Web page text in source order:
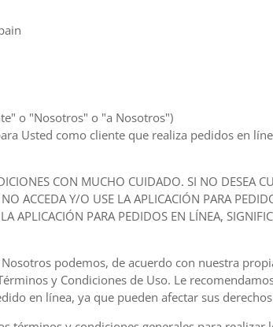
o "Nosotros" o "a Nosotros")
Usted como cliente que realiza pedidos en
CON MUCHO CUIDADO. SI NO DESEA
ACCEDA Y/O USE LA APLICACIÓN PARA
APLICACIÓN PARA PEDIDOS EN LÍNEA,
podemos, de acuerdo con nuestra
y Condiciones de Uso. Le
en línea, ya que pueden afectar sus